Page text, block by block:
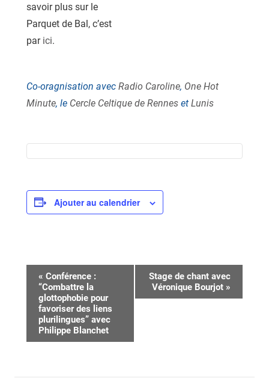
savoir plus sur le
Parquet de Bal, c’est
par ici.
Co-oragnisation avec Radio Caroline, One Hot
Minute, le Cercle Celtique de Rennes et Lunis
Ajouter au calendrier
Navigation
Évènement
« Conférence :
“Combattre la
glottophobie pour
favoriser des liens
plurilingues” avec
Philippe Blanchet
Stage de chant avec
Véronique Bourjot »